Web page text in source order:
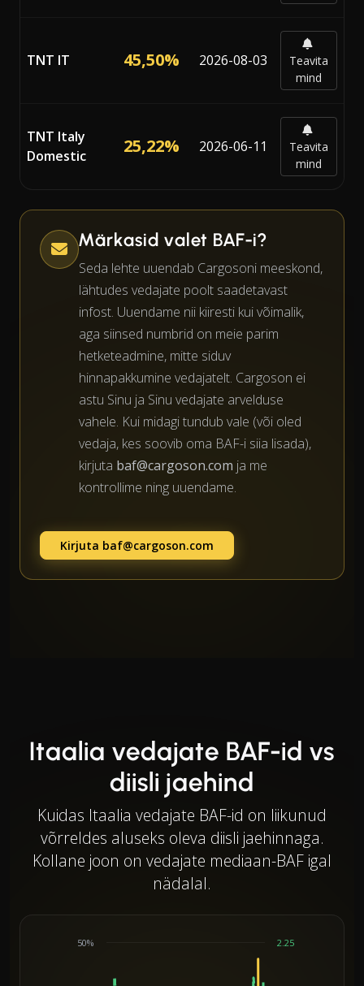
TNT IT 45,50% 2026-08-03
Teavita
mind
TNT Italy
Domestic
25,22% 2026-06-11
Teavita
mind
Märkasid valet BAF-i?
Seda lehte uuendab Cargosoni meeskond,
lähtudes vedajate poolt saadetavast
infost. Uuendame nii kiiresti kui võimalik,
aga siinsed numbrid on meie parim
hetketeadmine, mitte siduv
hinnapakkumine vedajatelt. Cargoson ei
astu Sinu ja Sinu vedajate arvelduse
vahele. Kui midagi tundub vale (või oled
vedaja, kes soovib oma BAF-i siia lisada),
kirjuta baf@cargoson.com ja me
kontrollime ning uuendame.
Kirjuta baf@cargoson.com
Itaalia vedajate BAF-id vs
diisli jaehind
Kuidas Itaalia vedajate BAF-id on liikunud
võrreldes aluseks oleva diisli jaehinnaga.
Kollane joon on vedajate mediaan-BAF igal
nädalal.
50% 2.25